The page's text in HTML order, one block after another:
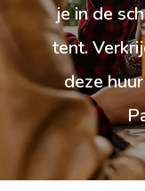
je in de
tent.
deze